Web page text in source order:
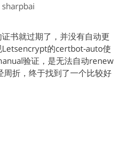
sharpbai
书就过期了，并没有自动更
Letsencrypt的certbot-auto使
验证，是无法自动renew
周折，终于找到了一个比较好